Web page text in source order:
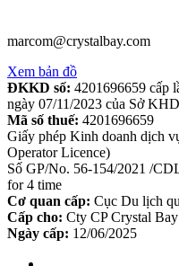
marcom@crystalbay.com
Xem bản đồ
ĐKKD số: 4201696659 cấp
ngày 07/11/2023 của Sở
Mã số thuế: 4201696659
Giấy phép Kinh doanh dịch
Operator Licence)
Số GP/No. 56-154/2021 /
for 4 time
Cơ quan cấp: Cục Du lịch
Cấp cho: Cty CP Crystal
Ngày cấp: 12/06/2025